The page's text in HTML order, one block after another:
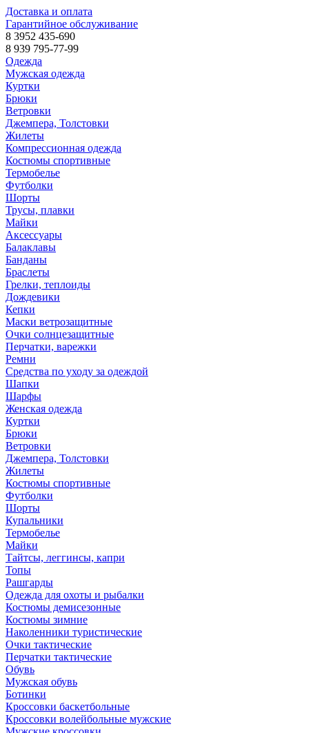
Доставка и оплата
Гарантийное обслуживание
8 3952 435-690
8 939 795-77-99
Одежда
Мужская одежда
Куртки
Брюки
Ветровки
Джемпера, Толстовки
Жилеты
Компрессионная одежда
Костюмы спортивные
Термобелье
Футболки
Шорты
Трусы, плавки
Майки
Аксессуары
Балаклавы
Банданы
Браслеты
Грелки, теплоиды
Дождевики
Кепки
Маски ветрозащитные
Очки солнцезащитные
Перчатки, варежки
Ремни
Средства по уходу за одеждой
Шапки
Шарфы
Женская одежда
Куртки
Брюки
Ветровки
Джемпера, Толстовки
Жилеты
Костюмы спортивные
Футболки
Шорты
Купальники
Термобелье
Майки
Тайтсы, леггинсы, капри
Топы
Рашгарды
Одежда для охоты и рыбалки
Костюмы демисезонные
Костюмы зимние
Наколенники туристические
Очки тактические
Перчатки тактические
Обувь
Мужская обувь
Ботинки
Кроссовки баскетбольные
Кроссовки волейбольные мужские